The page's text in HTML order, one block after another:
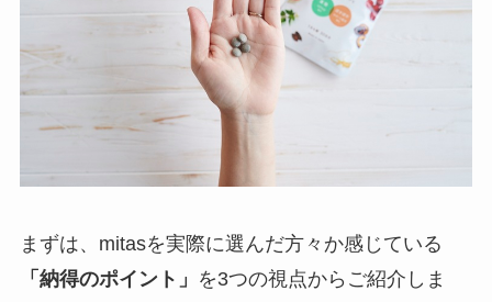
まずは、mitasを実際に選んだ方々か感じている
「納得のポイント」 を3つの視点からご紹介しま